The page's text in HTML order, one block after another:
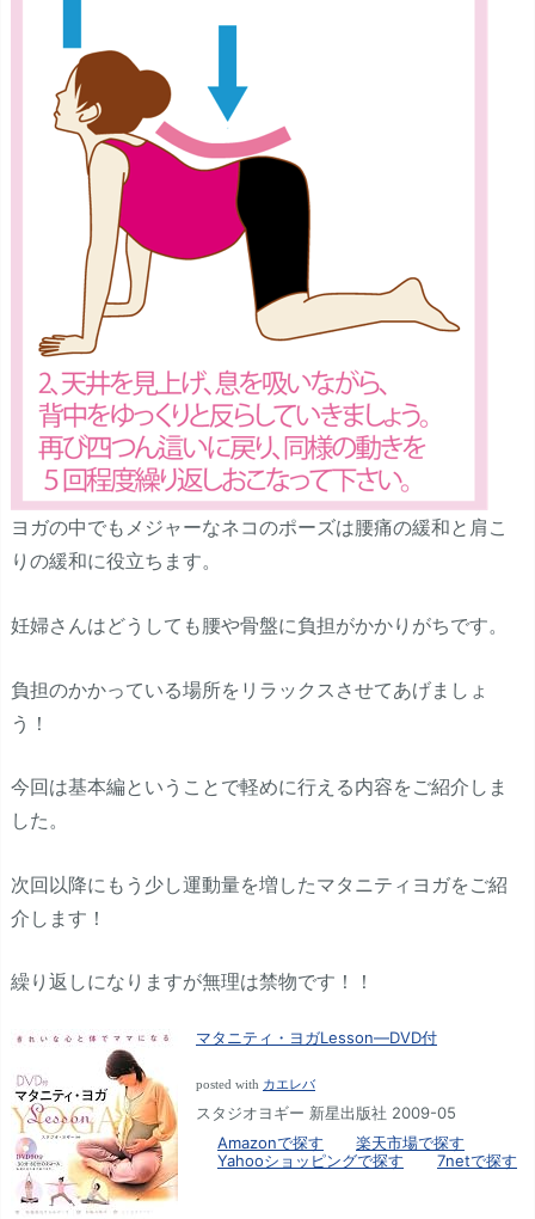
ヨガの中でもメジャーなネコのポーズは腰痛の緩和と肩こ
りの緩和に役立ちます。
妊婦さんはどうしても腰や骨盤に負担がかかりがちです。
負担のかかっている場所をリラックスさせてあげましょ
う！
今回は基本編ということで軽めに行える内容をご紹介しま
した。
次回以降にもう少し運動量を増したマタニティヨガをご紹
介します！
繰り返しになりますが無理は禁物です！！
マタニティ・ヨガLesson―DVD付
posted with カエレバ
スタジオヨギー 新星出版社 2009-05
Amazonで探す
楽天市場で探す
Yahooショッピングで探す
7netで探す